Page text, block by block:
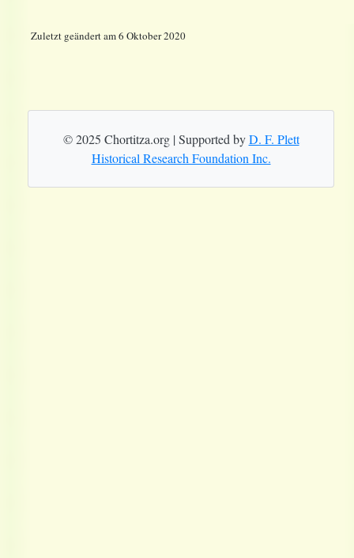
Zuletzt geändert am 6 Oktober 2020
© 2025 Chortitza.org | Supported byD. F. Plett
Historical Research Foundation Inc.